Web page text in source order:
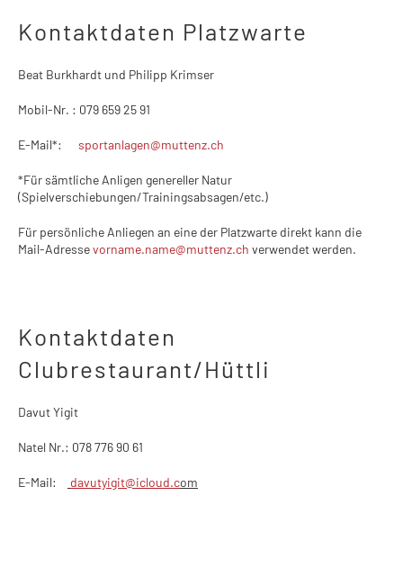
Kontaktdaten Platzwarte
Beat Burkhardt und Philipp Krimser
Mobil-Nr. : 079 659 25 91
E-Mail*: sportanlagen@muttenz.ch
*Für sämtliche Anligen genereller Natur
(Spielverschiebungen/Trainingsabsagen/etc.)
Für persönliche Anliegen an eine der Platzwarte direkt kann die
Mail-Adressevorname.name@muttenz.ch verwendet werden.
Kontaktdaten
Clubrestaurant/Hüttli
Davut Yigit
Natel Nr.: 078 776 90 61
E-Mail: davutyigit@icloud.com